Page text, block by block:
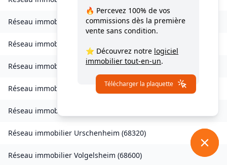
Réseau immobilier Tagolsheim(68720)
Réseau immobilier
Réseau immobilier Traubach-le-Bas(68210)
Réseau immobilier Turckheim(68230)
Réseau immobilier
Réseau immobilier Urschenheim (68320)
Réseau immobilier Volgelsheim (68600)
🔥 Percevez 100% de vos
commissions dès la première
vente sans condition.
⭐ Découvrez notre logiciel
immobilier tout-en-un.
Télécharger la plaquette